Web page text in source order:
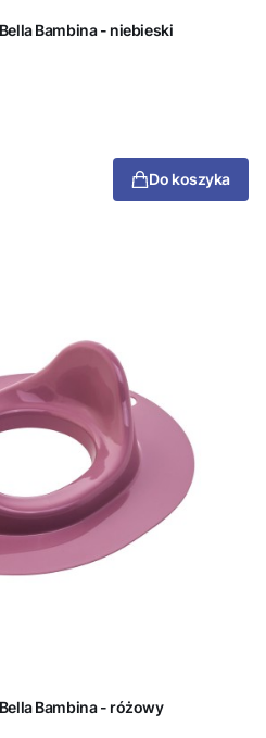
Bambina - niebieski
Do koszyka
Bambina - różowy